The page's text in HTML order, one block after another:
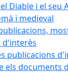
Diable i el seu
i medieval
d'interès
publicacions
els documents